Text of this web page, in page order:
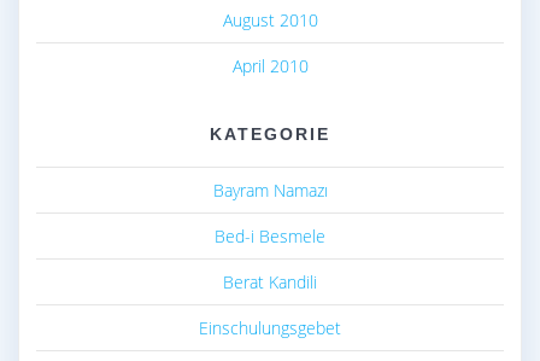
August 2010
April 2010
KATEGORIE
Bayram Namazı
Bed-i Besmele
Berat Kandili
Einschulungsgebet